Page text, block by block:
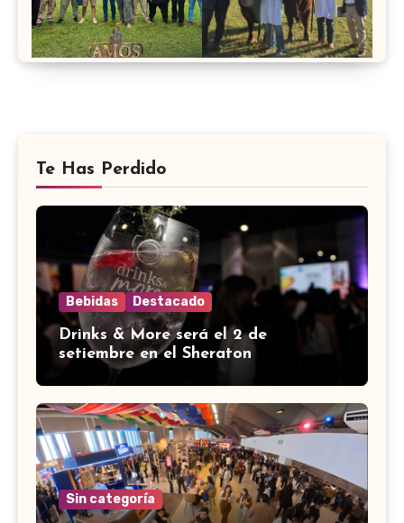
Te Has Perdido
Bebidas Destacado
Drinks & More será el 2 de
setiembre en el Sheraton
Sin categoría